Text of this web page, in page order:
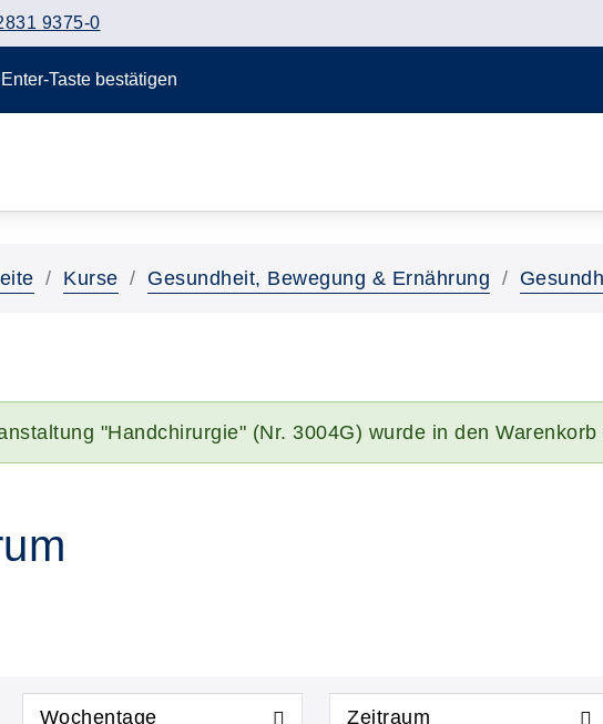
9375-0
Kurse Gesundheit, Bewegung & Ernährung
"Handchirurgie" (Nr. 3004G) wurde in den Warenkorb
Wochentage Zeitraum